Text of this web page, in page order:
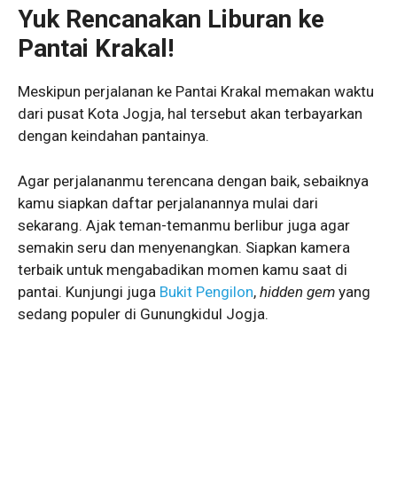
Yuk Rencanakan Liburan ke
Pantai Krakal!
Meskipun perjalanan ke Pantai Krakal memakan waktu
dari pusat Kota Jogja, hal tersebut akan terbayarkan
dengan keindahan pantainya.
Agar perjalananmu terencana dengan baik, sebaiknya
kamu siapkan daftar perjalanannya mulai dari
sekarang. Ajak teman-temanmu berlibur juga agar
semakin seru dan menyenangkan. Siapkan kamera
terbaik untuk mengabadikan momen kamu saat di
pantai. Kunjungi juga Bukit Pengilon, hidden gem yang
sedang populer di Gunungkidul Jogja.